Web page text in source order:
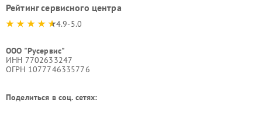
Рейтинг сервисного центра
4.9-5.0
ООО "Русервис"
ИНН 7702633247
ОГРН 1077746335776
Поделиться в соц. сетях: